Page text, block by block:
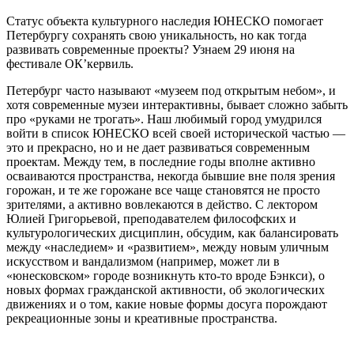
Статус объекта культурного наследия ЮНЕСКО помогает
Петербургу сохранять свою уникальность, но как тогда
развивать современные проекты? Узнаем 29 июня на
фестивале ОК’кервиль.
Петербург часто называют «музеем под открытым небом», и
хотя современные музеи интерактивны, бывает сложно забыть
про «руками не трогать». Наш любимый город умудрился
войти в список ЮНЕСКО всей своей исторической частью —
это и прекрасно, но и не дает развиваться современным
проектам. Между тем, в последние годы вполне активно
осваиваются пространства, некогда бывшие вне поля зрения
горожан, и те же горожане все чаще становятся не просто
зрителями, а активно вовлекаются в действо. С лектором
Юлией Григорьевой, преподавателем философских и
культурологических дисциплин, обсудим, как балансировать
между «наследием» и «развитием», между новым уличным
искусством и вандализмом (например, может ли в
«юнесковском» городе возникнуть кто-то вроде Бэнкси), о
новых формах гражданской активности, об экологических
движениях и о том, какие новые формы досуга порождают
рекреационные зоны и креативные пространства.